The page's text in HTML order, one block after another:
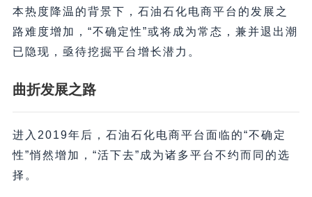
本热度降温的背景下，石油石化电商平台的发展之
路难度增加，“不确定性”或将成为常态，兼并退出潮
已隐现，亟待挖掘平台增长潜力。
曲折发展之路
进入2019年后，石油石化电商平台面临的“不确定
性”悄然增加，“活下去”成为诸多平台不约而同的选
择。